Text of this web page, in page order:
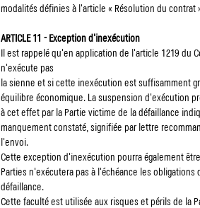
modalités définies à l'article « Résolution du contrat
ARTICLE 11 - Exception d'inexécution
Il est rappelé qu'en application de l'article 1219 du
n'exécute pas
la sienne et si cette inexécution est suffisamment
équilibre économique. La suspension d'exécution
à cet effet par la Partie victime de la défaillance
manquement constaté, signifiée par lettre
l'envoi.
Cette exception d'inexécution pourra également
Parties n'exécutera pas à l'échéance les
défaillance.
Cette faculté est utilisée aux risques et périls de la